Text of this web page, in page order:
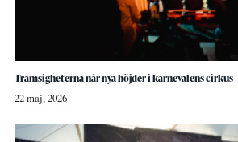
Tramsigheterna når nya höjder i karnevalens cirkus
22 maj, 2026